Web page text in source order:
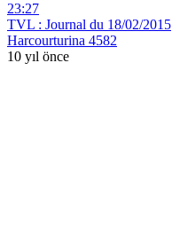
23:27
TVL : Journal du 18/02/2015
Harcourturina 4582
10 yıl önce